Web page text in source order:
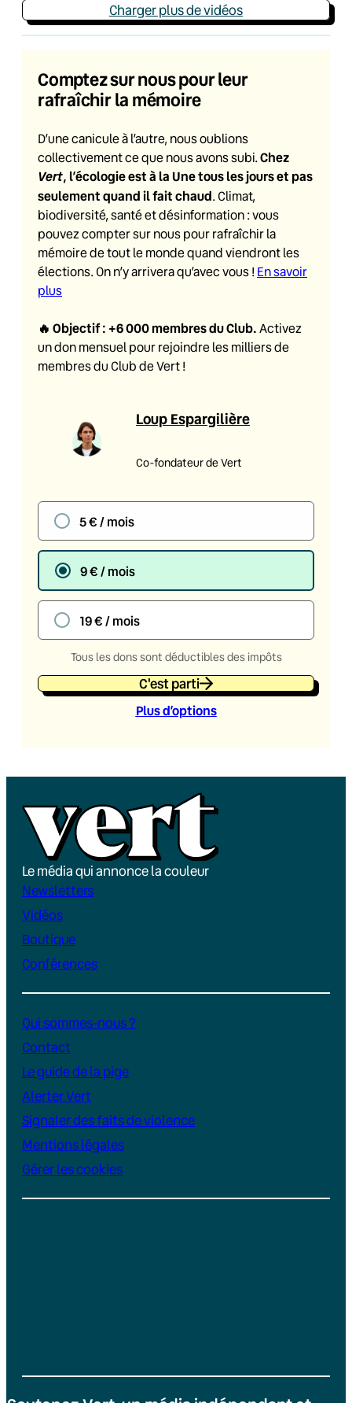
Charger plus de vidéos
Comptez sur nous pour leur
rafraîchir la mémoire
D’une canicule à l’autre, nous oublions
collectivement ce que nous avons subi.Chez
Vert, l’écologie est à la Une tous les jours et pas
seulement quand il fait chaud. Climat,
biodiversité, santé et désinformation : vous
pouvez compter sur nous pour rafraîchir la
mémoire de tout le monde quand viendront les
élections. On n’y arrivera qu’avec vous ! En savoir
plus
🔥 Objectif : +6 000 membres du Club. Activez
un don mensuel pour rejoindre les milliers de
membres du Club de Vert !
Loup Espargilière
Co-fondateur de Vert
5 € / mois
9 € / mois
19 € / mois
Tous les dons sont déductibles des impôts
C'est parti
Plus d’options
Le média qui annonce la couleur
Newsletters
Vidéos
Boutique
Conférences
Qui sommes-nous ?
Contact
Le guide de la pige
Alerter Vert
Signaler des faits de violence
Mentions légales
Gérer les cookies